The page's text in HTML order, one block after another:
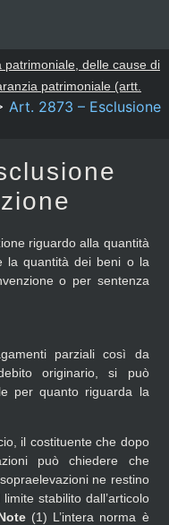
delle cause di
patrimoniale (artt.
Art. 2873 – Esclusione
riguardo alla quantità
la quantità dei beni o la
o per sentenza
parziali così da
originario, si può
per quanto riguarda la
il costituente che dopo
può chiedere che
ne restino
stabilito dall’articolo
(1) L’intera norma è